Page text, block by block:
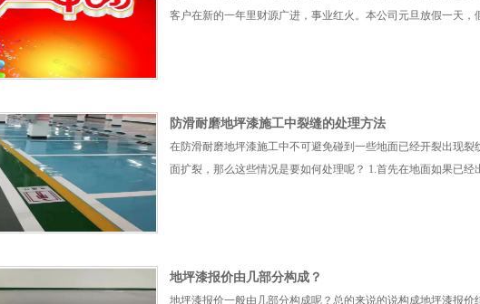
客户在新的一年里财源广进，事业红火。本公司元旦放假一天，
防滑耐磨地坪漆施工中裂缝的处理方法
在防滑耐磨地坪漆施工中不可避免碰到一些地面已经开裂出现
面扩裂，那么这些情况是要如何处理呢？ 1.首先在地面如果已经
地坪漆报价由几部分构成？
地坪漆报价一般由几部分构成呢？总的来说的说构成地坪漆报